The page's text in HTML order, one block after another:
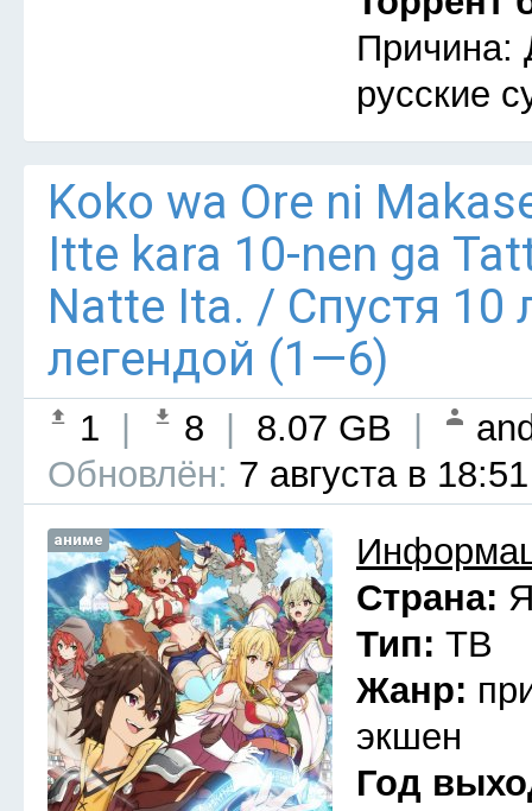
Причина:
русские
Koko wa Ore ni
Itte kara 10-nen ga
Natte Ita. / Спустя 10
легендой (1—6)
1 8 8.07 GB
Обновлён: 7 августа в 18:51
аниме
Страна:
Тип: ТВ
Жанр:
экшен
Год